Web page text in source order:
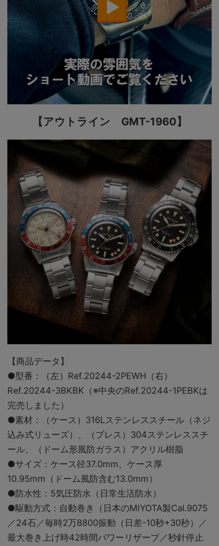
【アウトライン GMT-1960】
【商品データ】
●型番：（左）Ref.20244-2PEWH（右）
Ref.20244-3BKBK（※中央のRef.20244-1PEBKは
完売しました）
●素材：（ケース）316Lステンレススチール（ネジ
込み式リューズ）、（ブレス）304ステンレススチ
ール、（ドーム形風防ガラス）アクリル樹脂
●サイズ：ケース径37.0mm、ケース厚
10.95mm（ドーム風防含む13.0mm）
●防水性：5気圧防水（日常生活防水）
●駆動方式：自動巻き（日本のMIYOTA製Cal.9075
／24石／毎時2万8800振動（日差-10秒+30秒）／
最大巻き上げ時42時間パワーリザーブ／秒針停止